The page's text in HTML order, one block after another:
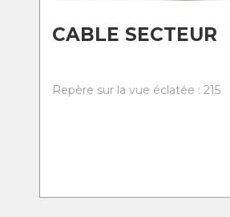
CABLE SECTEUR
Repère sur la vue éclatée : 215